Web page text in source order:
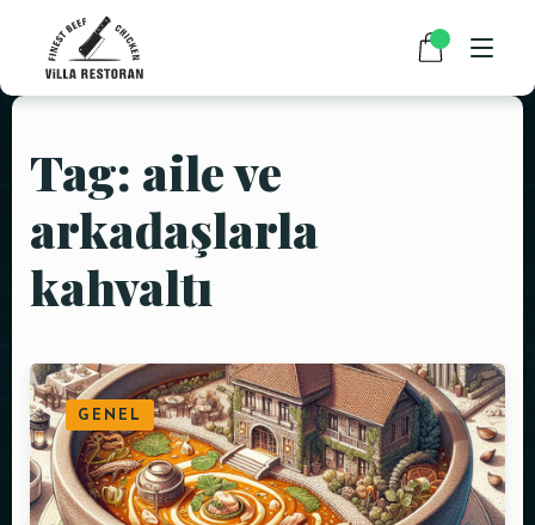
ANASAYFA
HAKKIMIZDA
RESTAURANT MENÜMÜZ
HABERLER
İLETIŞIM
Tag: aile ve
arkadaşlarla
kahvaltı
GENEL